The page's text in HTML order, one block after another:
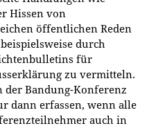
Hissen von
öffentlichen Reden
durch
für
zu vermitteln.
der Bandung-Konferenz
dann erfassen, wenn alle
auch in